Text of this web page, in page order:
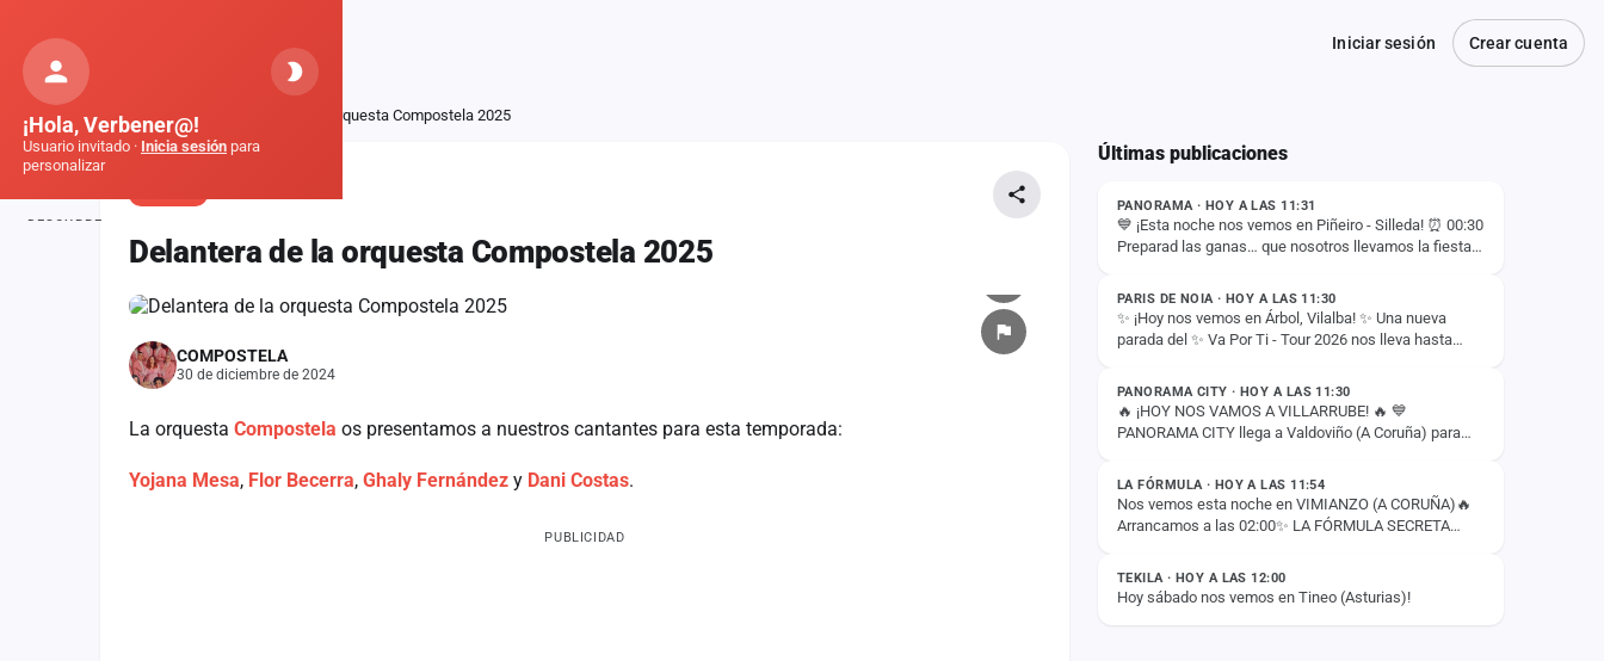
Iniciar sesión Crear cuenta
Inicio Noticias Delantera de la orquesta Compostela 2025
Delantera de la orquesta Compostela 2025
COMPOSTELA
30 de diciembre de 2024
La orquesta Compostela os presentamos a nuestros cantantes para esta temporada:
Yojana Mesa, Flor Becerra, Ghaly Fernández y Dani Costas.
PUBLICIDAD
Últimas publicaciones
ESTADO
PANORAMA · HOY A LAS 11:31
💙 ¡Esta noche nos vemos en Piñeiro - Silleda! ⏰ 00:30
Preparad las ganas… que nosotros llevamos la fiesta.
ESTADO
PARIS DE NOIA · HOY A LAS 11:30
✨ ¡Hoy nos vemos en Árbol, Vilalba! ✨ Una nueva
parada del ✨ Va Por Ti - Tour 2026 nos lleva hasta
vosotros…
ESTADO
PANORAMA CITY · HOY A LAS 11:30
🔥 ¡HOY NOS VAMOS A VILLARRUBE! 🔥 💙
PANORAMA CITY llega a Valdoviño (A Coruña) para
00:30H ¡Nos vemos esta…
ESTADO
LA FÓRMULA · HOY A LAS 11:54
Nos vemos esta noche en VIMIANZO (A CORUÑA)🔥
Arrancamos a las 02:00✨ LA FÓRMULA SECRETA
ESTADO
TEKILA · HOY A LAS 12:00
Hoy sábado nos vemos en Tineo (Asturias)!
¡Hola, Verbener@!
Usuario invitado · Inicia sesión para
personalizar
DESCUBRE
Formaciones